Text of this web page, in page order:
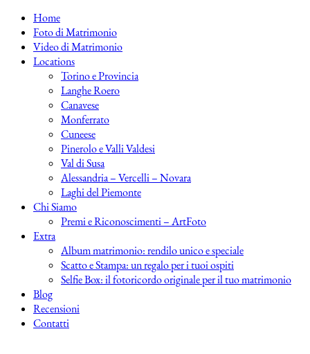
Home
Foto di Matrimonio
Video di Matrimonio
Locations
Torino e Provincia
Langhe Roero
Canavese
Monferrato
Cuneese
Pinerolo e Valli Valdesi
Val di Susa
Alessandria – Vercelli – Novara
Laghi del Piemonte
Chi Siamo
Premi e Riconoscimenti – ArtFoto
Extra
Album matrimonio: rendilo unico e speciale
Scatto e Stampa: un regalo per i tuoi ospiti
Selfie Box: il fotoricordo originale per il tuo matrimonio
Blog
Recensioni
Contatti